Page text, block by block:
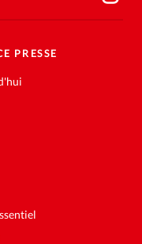
PRESSE